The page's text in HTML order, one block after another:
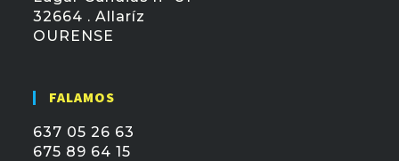
32664 . Allaríz
OURENSE
FALAMOS
637 05 26 63
675 89 64 15